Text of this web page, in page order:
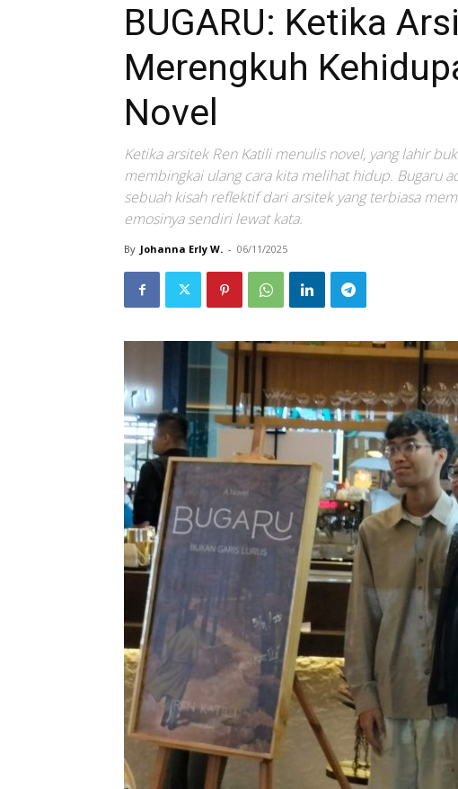
BUGARU: Ketika
Merengkuh
Novel
Ketika arsitek Ren Katili menulis novel, yang lahir
membingkai ulang cara kita melihat hidup. Bugaru
sebuah kisah reflektif dari arsitek yang terbiasa
emosinya sendiri lewat kata.
By Johanna Erly W. - 06/11/2025